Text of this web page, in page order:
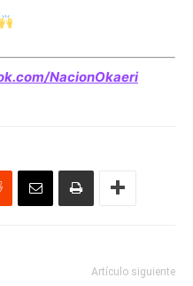
NacionOkaeri
Artículo siguiente